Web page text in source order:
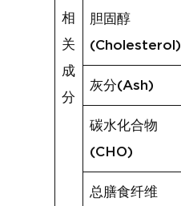
相
关
成
分
胆固醇
(Cholesterol)
灰分(Ash)
碳水化合物
(CHO)
总膳食纤维